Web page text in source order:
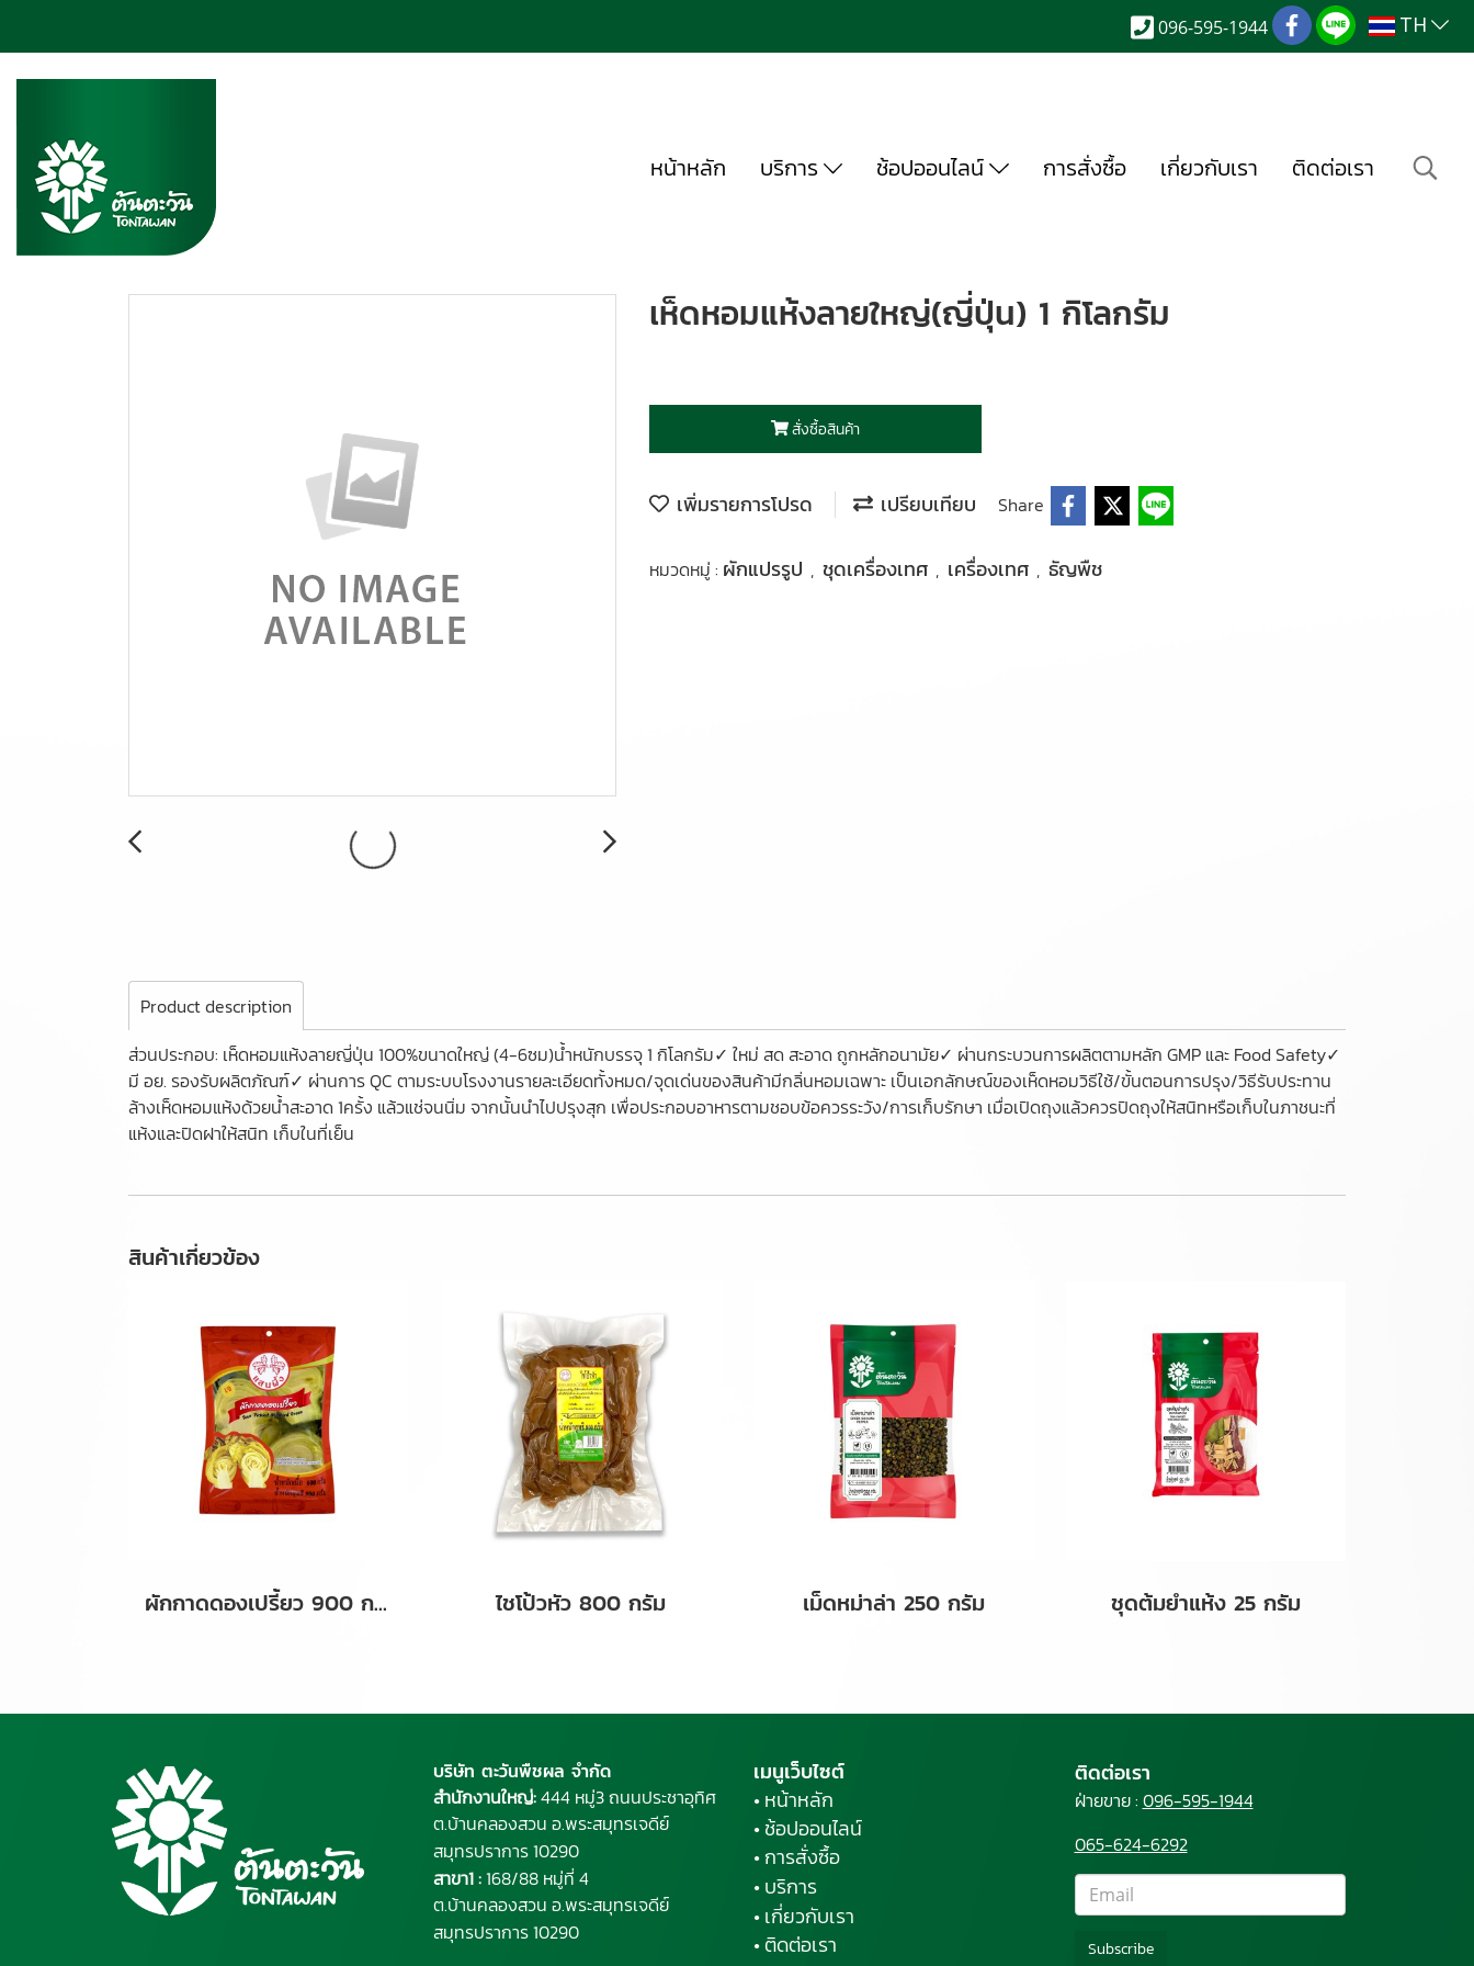
096-595-1944 TH
หน้าหลัก บริการ ช้อปออนไลน์ การสั่งซื้อ เกี่ยวกับเรา ติดต่อเรา
เห็ดหอมแห้งลายใหญ่(ญี่ปุ่น) 1 กิโลกรัม
สั่งซื้อสินค้า
เพิ่มรายการโปรด เปรียบเทียบ Share
หมวดหมู่ : ผักแปรรูป , ชุดเครื่องเทศ , เครื่องเทศ , ธัญพืช
Product description
ส่วนประกอบ: เห็ดหอมแห้งลายญี่ปุ่น 100%ขนาดใหญ่ (4-6ซม)น้ำหนักบรรจุ 1 กิโลกรัม✓ ใหม่ สด สะอาด ถูกหลักอนามัย✓ ผ่านกระบวนการผลิตตามหลัก GMP และ Food Safety✓
มี อย. รองรับผลิตภัณฑ์✓ ผ่านการ QC ตามระบบโรงงานรายละเอียดทั้งหมด/จุดเด่นของสินค้ามีกลิ่นหอมเฉพาะ เป็นเอกลักษณ์ของเห็ดหอมวิธีใช้/ขั้นตอนการปรุง/วิธีรับประทาน
ล้างเห็ดหอมแห้งด้วยน้ำสะอาด 1ครั้ง แล้วแช่จนนิ่ม จากนั้นนำไปปรุงสุก เพื่อประกอบอาหารตามชอบข้อควรระวัง/การเก็บรักษา เมื่อเปิดถุงแล้วควรปิดถุงให้สนิทหรือเก็บในภาชนะที่
แห้งและปิดฝาให้สนิท เก็บในที่เย็น
สินค้าเกี่ยวข้อง
ผักกาดดองเปรี้ยว 900 กรัม ไชโป้วหัว 800 กรัม เม็ดหม่าล่า 250 กรัม ชุดต้มยำแห้ง 25 กรัม
บริษัท ตะวันพืชผล จำกัด
สำนักงานใหญ่:444 หมู่3 ถนนประชาอุทิศ
ต.บ้านคลองสวน อ.พระสมุทรเจดีย์
สมุทรปราการ 10290
สาขา1 :168/88 หมู่ที่ 4
ต.บ้านคลองสวน อ.พระสมุทรเจดีย์
สมุทรปราการ 10290
เมนูเว็บไซต์
• หน้าหลัก
• ช้อปออนไลน์
• การสั่งซื้อ
• บริการ
• เกี่ยวกับเรา
• ติดต่อเรา
ติดต่อเรา
ฝ่ายขาย : 096-595-1944
065-624-6292
Subscribe